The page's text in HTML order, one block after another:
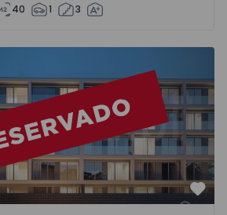
40 1 3
Hospital S. João - 1418002 - 1